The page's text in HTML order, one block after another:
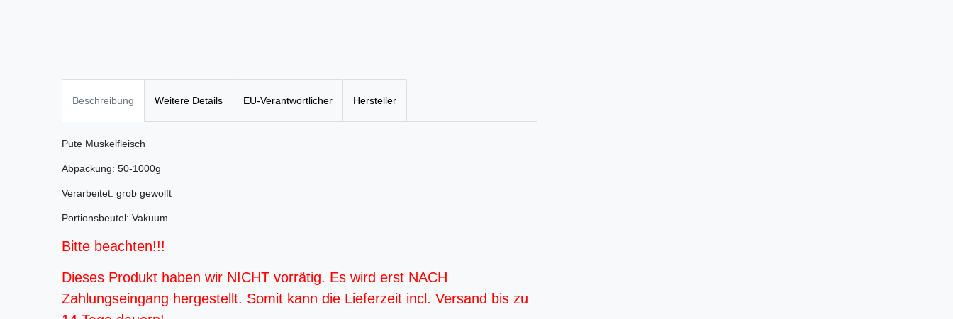
Beschreibung Weitere Details EU-Verantwortlicher Hersteller
Pute Muskelfleisch
Abpackung: 50-1000g
Verarbeitet: grob gewolft
Portionsbeutel: Vakuum
Bitte beachten!!!
Dieses Produkt haben wir NICHT vorrätig. Es wird erst NACH
Zahlungseingang hergestellt. Somit kann die Lieferzeit incl. Versand bis zu